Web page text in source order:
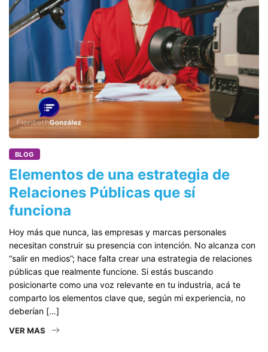
BLOG
Elementos de una estrategia de
Relaciones Públicas que sí
funciona
Hoy más que nunca, las empresas y marcas personales
necesitan construir su presencia con intención. No alcanza con
“salir en medios”; hace falta crear una estrategia de relaciones
públicas que realmente funcione. Si estás buscando
posicionarte como una voz relevante en tu industria, acá te
comparto los elementos clave que, según mi experiencia, no
deberían […]
VER MAS